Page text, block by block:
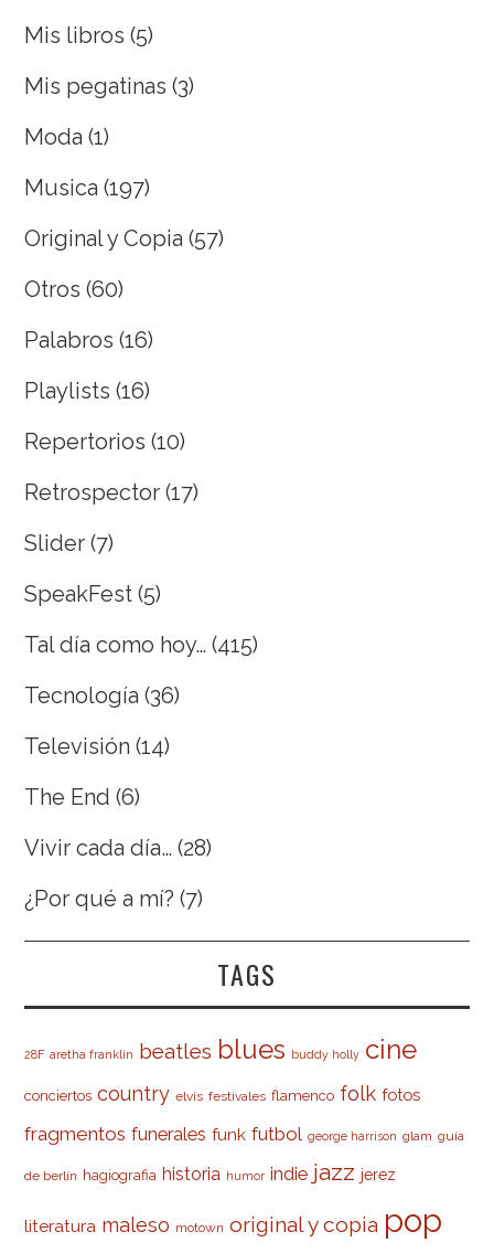
Mis libros (5)
Mis pegatinas (3)
Moda (1)
Musica (197)
Original y Copia (57)
Otros (60)
Palabros (16)
Playlists (16)
Repertorios (10)
Retrospector (17)
Slider (7)
SpeakFest (5)
Tal día como hoy… (415)
Tecnología (36)
Televisión (14)
The End (6)
Vivir cada día… (28)
¿Por qué a mí? (7)
TAGS
28F aretha franklin beatles blues buddy holly cine
conciertos country elvis festivales flamenco folk fotos
fragmentos funerales funk futbol george harrison glam guía
de berlín hagiografia historia humor indie jazz jerez
literatura maleso motown original y copia pop